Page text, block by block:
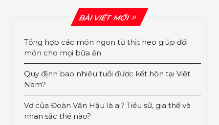
BÀI VIẾT MỚI
Tổng hợp các món ngon từ thịt heo giúp đổi
món cho mọi bữa ăn
Quy định bao nhiêu tuổi được kết hôn tại Việt
Nam?
Vợ của Đoàn Văn Hậu là ai? Tiểu sử, gia thế và
nhan sắc thế nào?